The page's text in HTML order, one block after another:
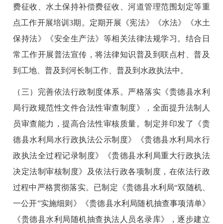
费征收、水土保持补偿费征收、河道管理范围划定等重
点工作开展培训3期。定期开展《宪法》《水法》《水土
保持法》《安全生产法》等相关法律法规学习。结合日
常工作开展普法宣传，将法律知识普及到联点村、普及
到工地、普及到河长制工作、普及到水政执法中。
（三）完善依法行政制度体系。严格落实《贵德县水利
局行政规范性文件合法性审查制度》，全面提升法制人
员审查能力，提高合法性审核质量。制定并印发了《贵
德县水利局水行政执法公示制度》《贵德县水利局水行
政执法全过程记录制度》《贵德县水利局重大行政执法
决定法制审核制度》及依法行政各项制度，在依法行政
过程中严格贯彻落实。已制定《贵德县水利局“双随机、
一公开”实施细则》《贵德县水利局随机抽查事项清单》
《贵德县水利局随机抽查执法人员名录库》，逐步建立